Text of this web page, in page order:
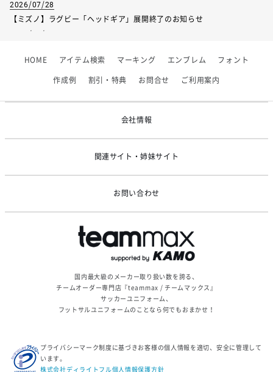
2026/07/28
【ミズノ】ラグビー「ヘッドギア」展開終了のお知らせ
2026/06/09
【アシックス】一部商品「生地の在庫限り」廃盤のお知らせ
HOME アイテム検索 マーキング エンブレム フォント
作成例 割引・特典 お問合せ ご利用案内
会社情報
関連サイト・姉妹サイト
お問い合わせ
国内最大級のメーカー取り扱い数を誇る、
チームオーダー専門店『teammax / チームマックス』
サッカーユニフォーム、
フットサルユニフォームのことなら何でもおまかせ！
プライバシーマーク制度に基づきお客様の個人情報を適切、安全に管理して
います。
株式会社ディライトフル個人情報保護方針